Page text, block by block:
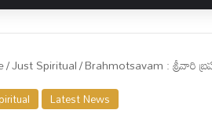
/Just Spiritual/Brahmotsavam : శ్రీవారి
Latest News